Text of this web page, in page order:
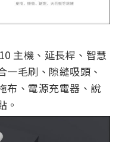
主機、延長桿、智慧
一毛刷、隙縫吸頭、
布、電源充電器、說
。